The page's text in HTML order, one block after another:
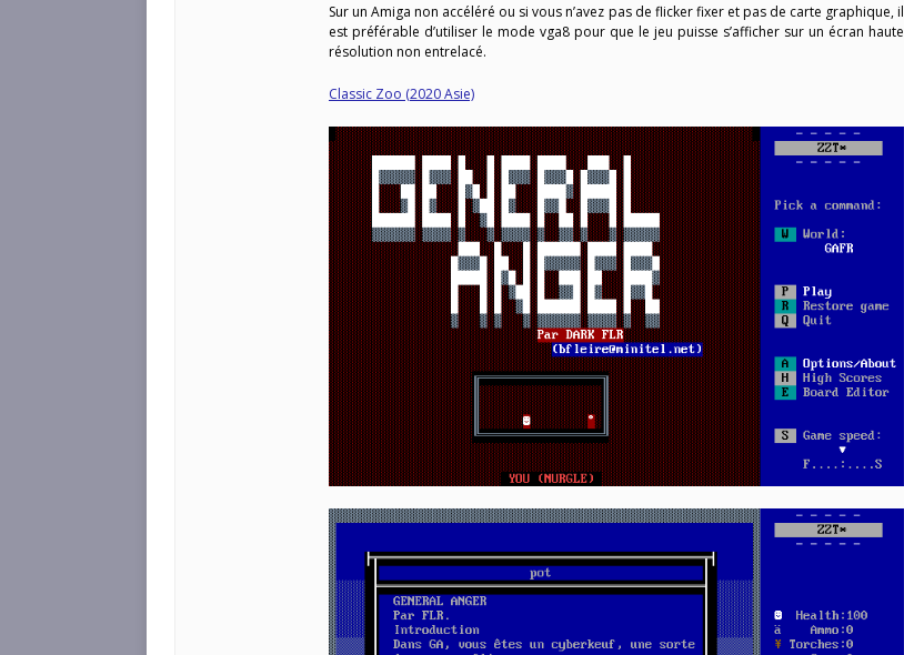
Sur un Amiga non accéléré ou si vous n’avez pas de flicker fixer et pas de carte graphique, il
est préférable d’utiliser le mode vga8 pour que le jeu puisse s’afficher sur un écran haute
résolution non entrelacé.
Classic Zoo (2020 Asie)